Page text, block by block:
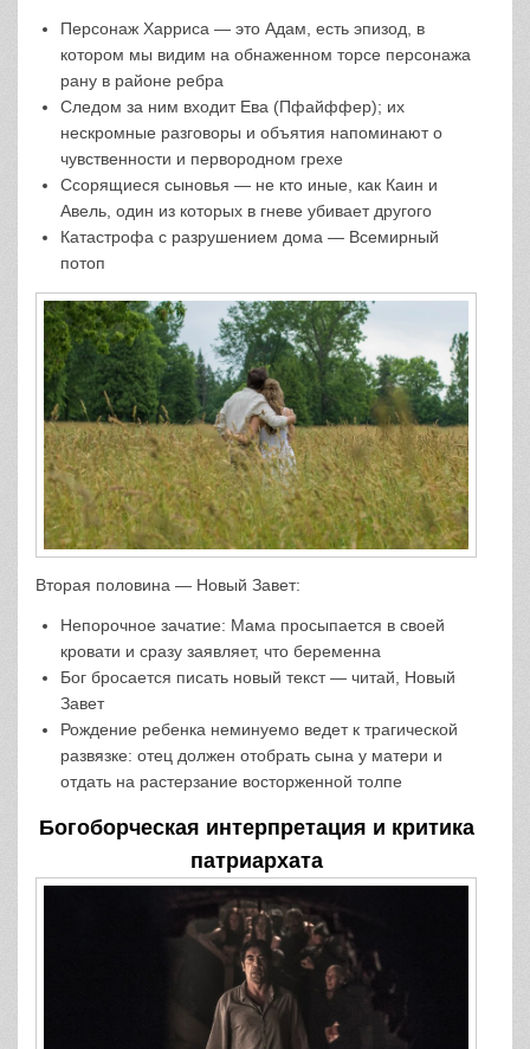
Персонаж Харриса — это Адам, есть эпизод, в
котором мы видим на обнаженном торсе персонажа
рану в районе ребра
Следом за ним входит Ева (Пфайффер); их
нескромные разговоры и объятия напоминают о
чувственности и первородном грехе
Ссорящиеся сыновья — не кто иные, как Каин и
Авель, один из которых в гневе убивает другого
Катастрофа с разрушением дома — Всемирный
потоп
Вторая половина — Новый Завет:
Непорочное зачатие: Мама просыпается в своей
кровати и сразу заявляет, что беременна
Бог бросается писать новый текст — читай, Новый
Завет
Рождение ребенка неминуемо ведет к трагической
развязке: отец должен отобрать сына у матери и
отдать на растерзание восторженной толпе
Богоборческая интерпретация и критика
патриархата